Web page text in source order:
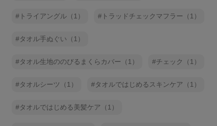
トライアングル（1） トラッドチェックマフラー（1）
タオル手ぬぐい（1）
タオル生地ののびるまくらカバー（1） チェック（1）
タオルシーツ（1） タオルではじめるスキンケア（1）
タオルではじめる美髪ケア（1）